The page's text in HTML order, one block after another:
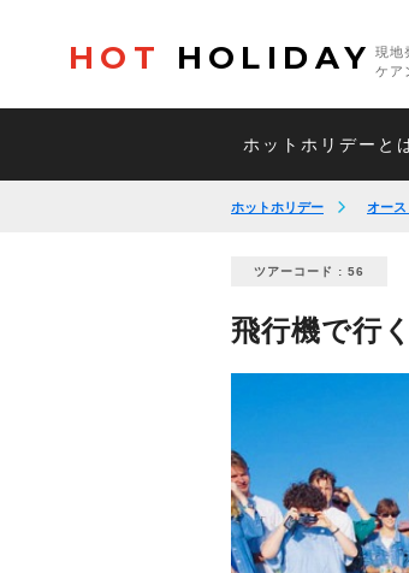
HOT HOLIDAY
現地
ケア
ホットホリデーと
ホットホリデー オー
ツアーコード : 56
飛行機で行